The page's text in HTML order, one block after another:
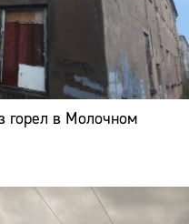
горел в Молочном